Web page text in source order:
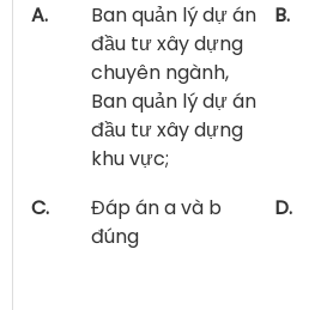
A.
Ban quản lý dự án
đầu tư xây dựng
chuyên ngành,
Ban quản lý dự án
đầu tư xây dựng
khu vực;
B.
C.
Đáp án a và b
đúng
D.